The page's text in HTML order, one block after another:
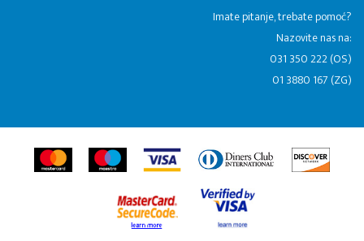
​Imate pitanje, trebate pomoć?
Nazovite nas na:
031 350 222 (OS)
01 3880 167 (ZG)